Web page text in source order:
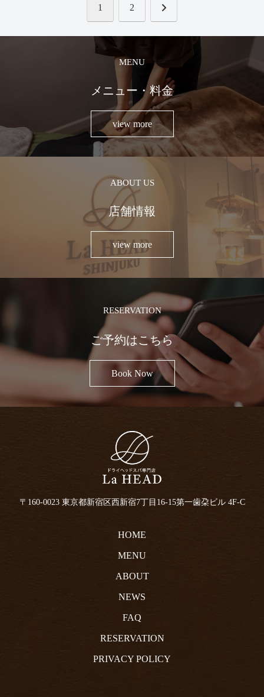
1 2 次
MENU
メニュー・料金
view more
ABOUT US
店舗情報
view more
RESERVATION
ご予約はこちら
Book Now
〒160-0023 東京都新宿区西新宿7丁目16-15第一歯朶ビル 4F-C
HOME
MENU
ABOUT
NEWS
FAQ
RESERVATION
PRIVACY POLICY